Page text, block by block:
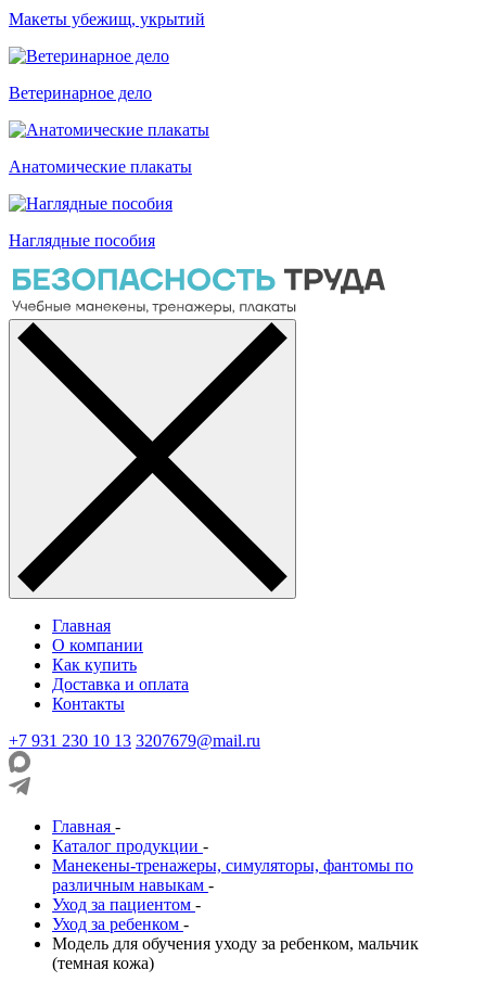
Макеты убежищ, укрытий
Ветеринарное дело
Анатомические плакаты
Наглядные пособия
Главная
О компании
Как купить
Доставка и оплата
Контакты
+7 931 230 10 13 3207679@mail.ru
Главная -
Каталог продукции -
Манекены-тренажеры, симуляторы, фантомы по
различным навыкам -
Уход за пациентом -
Уход за ребенком -
Модель для обучения уходу за ребенком, мальчик
(темная кожа)